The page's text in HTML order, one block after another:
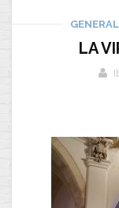
GENERAL
LA